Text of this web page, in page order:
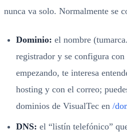
nunca va solo. Normalmente se
Dominio: el nombre
registrador y se configura con
empezando, te interesa
hosting y con el correo;
dominios de VisualTec en /
DNS: el “listín telefónico”